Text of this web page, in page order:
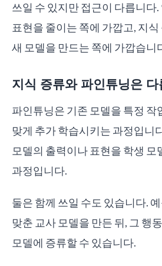
쓰일 수 있지만 접근이 다릅니다
표현을 줄이는 쪽에 가깝고, 지
새 모델을 만드는 쪽에 가깝습니
지식 증류와 파인튜닝은
파인튜닝은 기존 모델을 특정 작
맞게 추가 학습시키는 과정입니
모델의 출력이나 표현을 학생 모
과정입니다.
둘은 함께 쓰일 수도 있습니다.
맞춘 교사 모델을 만든 뒤, 그 행
모델에 증류할 수 있습니다.